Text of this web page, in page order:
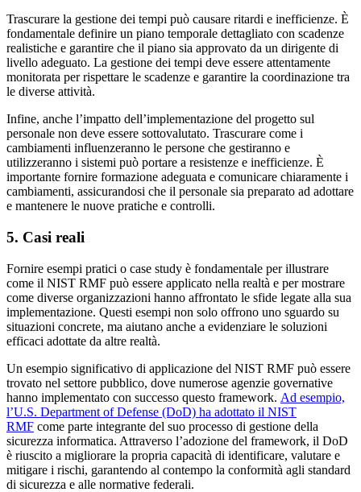
Trascurare la gestione dei tempi può causare ritardi e inefficienze. È
fondamentale definire un piano temporale dettagliato con scadenze
realistiche e garantire che il piano sia approvato da un dirigente di
livello adeguato. La gestione dei tempi deve essere attentamente
monitorata per rispettare le scadenze e garantire la coordinazione tra
le diverse attività.
Infine, anche l’impatto dell’implementazione del progetto sul
personale non deve essere sottovalutato. Trascurare come i
cambiamenti influenzeranno le persone che gestiranno e
utilizzeranno i sistemi può portare a resistenze e inefficienze. È
importante fornire formazione adeguata e comunicare chiaramente i
cambiamenti, assicurandosi che il personale sia preparato ad adottare
e mantenere le nuove pratiche e controlli.
5. Casi reali
Fornire esempi pratici o case study è fondamentale per illustrare
come il NIST RMF può essere applicato nella realtà e per mostrare
come diverse organizzazioni hanno affrontato le sfide legate alla sua
implementazione. Questi esempi non solo offrono uno sguardo su
situazioni concrete, ma aiutano anche a evidenziare le soluzioni
efficaci adottate da altre realtà.
Un esempio significativo di applicazione del NIST RMF può essere
trovato nel settore pubblico, dove numerose agenzie governative
hanno implementato con successo questo framework. Ad esempio,
l’U.S. Department of Defense (DoD) ha adottato il NIST
RMF come parte integrante del suo processo di gestione della
sicurezza informatica. Attraverso l’adozione del framework, il DoD
è riuscito a migliorare la propria capacità di identificare, valutare e
mitigare i rischi, garantendo al contempo la conformità agli standard
di sicurezza e alle normative federali.